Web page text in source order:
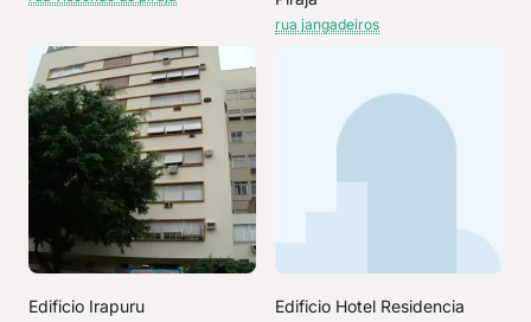
rua jangadeiros
Edificio Irapuru
Edificio Hotel Residencia